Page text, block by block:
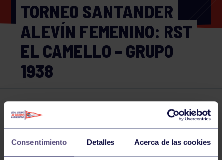
Consentimiento Detalles Acerca de las cookies
TORNEO SANTANDER
ALEVÍN FEMENINO: RST
EL CAMELLO – GRUPO
1938
Comparte